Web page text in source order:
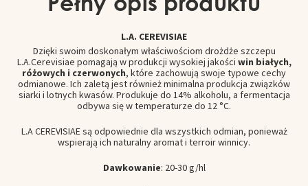
L.A. CEREVISIAE
Dzięki swoim doskonałym właściwościom drożdże szczepu
L.A.Cerevisiae pomagają w produkcji wysokiej jakości win białych,
różowych i czerwonych, które zachowują swoje typowe cechy
odmianowe. Ich zaletą jest również minimalna produkcja związków
siarki i lotnych kwasów. Produkuje do 14% alkoholu, a fermentacja
odbywa się w temperaturze do 12 °C.
L.A CEREVISIAE są odpowiednie dla wszystkich odmian, ponieważ
wspierają ich naturalny aromat i terroir winnicy.
Dawkowanie: 20-30 g/hl